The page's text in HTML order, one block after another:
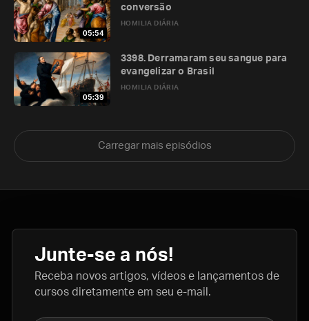
05:54
HOMILIA DIÁRIA
conversão
05:39
HOMILIA DIÁRIA
3398. Derramaram seu sangue para
evangelizar o Brasil
Carregar mais episódios
Junte-se a nós!
Receba novos artigos, vídeos e lançamentos de
cursos diretamente em seu e-mail.